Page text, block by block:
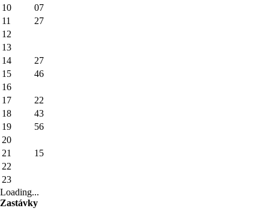
10
07
11
27
12
13
14
27
15
46
16
17
22
18
43
19
56
20
21
15
22
23
Loading...
Zastávky